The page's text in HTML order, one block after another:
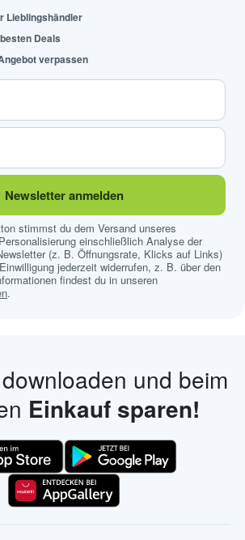
Lieblingshändler
Deals
verpassen
Newsletter anmelden
stimmst du dem Versand unseres
einschließlich Analyse der
(z. B. Öffnungsrate, Klicks auf Links)
jederzeit widerrufen, z. B. über den
findest du in unseren
.
und beim
Einkauf sparen!